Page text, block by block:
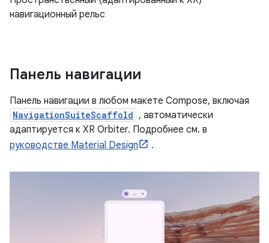
навигационный рельс
Панель навигации
Панель навигации в любом макете Compose, включая
NavigationSuiteScaffold , автоматически
адаптируется к XR Orbiter. Подробнее см. в
руководстве Material Design
.